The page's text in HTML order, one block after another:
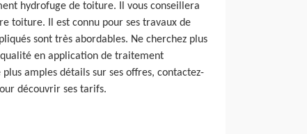
hydrofuge de toiture. Il vous conseillera
toiture. Il est connu pour ses travaux de
sont très abordables. Ne cherchez plus
en application de traitement
amples détails sur ses offres, contactez-
découvrir ses tarifs.